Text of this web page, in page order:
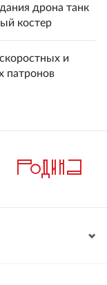
дрона танк
костер
и
патронов